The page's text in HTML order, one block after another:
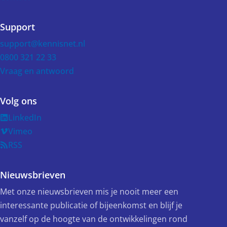
Support
support@kennisnet.nl
0800 321 22 33
Vraag en antwoord
Volg ons
LinkedIn
Vimeo
RSS
Nieuwsbrieven
Met onze nieuwsbrieven mis je nooit meer een
interessante publicatie of bijeenkomst en blijf je
vanzelf op de hoogte van de ontwikkelingen rond